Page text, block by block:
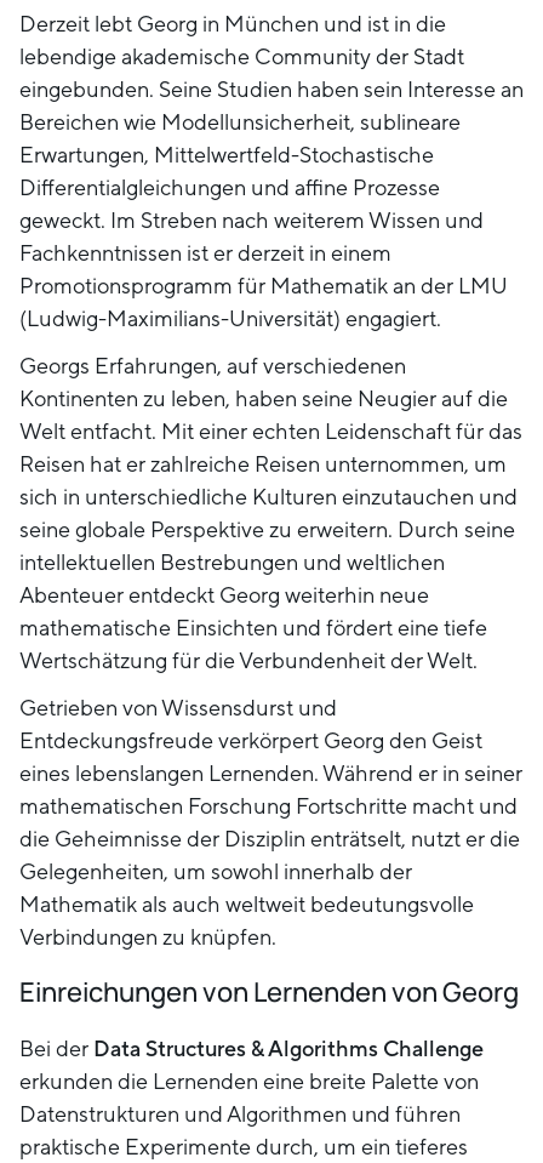
Derzeit lebt Georg in München und ist in die
lebendige akademische Community der Stadt
eingebunden. Seine Studien haben sein Interesse an
Bereichen wie Modellunsicherheit, sublineare
Erwartungen, Mittelwertfeld-Stochastische
Differentialgleichungen und affine Prozesse
geweckt. Im Streben nach weiterem Wissen und
Fachkenntnissen ist er derzeit in einem
Promotionsprogramm für Mathematik an der LMU
(Ludwig-Maximilians-Universität) engagiert.
Georgs Erfahrungen, auf verschiedenen
Kontinenten zu leben, haben seine Neugier auf die
Welt entfacht. Mit einer echten Leidenschaft für das
Reisen hat er zahlreiche Reisen unternommen, um
sich in unterschiedliche Kulturen einzutauchen und
seine globale Perspektive zu erweitern. Durch seine
intellektuellen Bestrebungen und weltlichen
Abenteuer entdeckt Georg weiterhin neue
mathematische Einsichten und fördert eine tiefe
Wertschätzung für die Verbundenheit der Welt.
Getrieben von Wissensdurst und
Entdeckungsfreude verkörpert Georg den Geist
eines lebenslangen Lernenden. Während er in seiner
mathematischen Forschung Fortschritte macht und
die Geheimnisse der Disziplin enträtselt, nutzt er die
Gelegenheiten, um sowohl innerhalb der
Mathematik als auch weltweit bedeutungsvolle
Verbindungen zu knüpfen.
Einreichungen von Lernenden von Georg
Bei der Data Structures & Algorithms Challenge
erkunden die Lernenden eine breite Palette von
Datenstrukturen und Algorithmen und führen
praktische Experimente durch, um ein tieferes